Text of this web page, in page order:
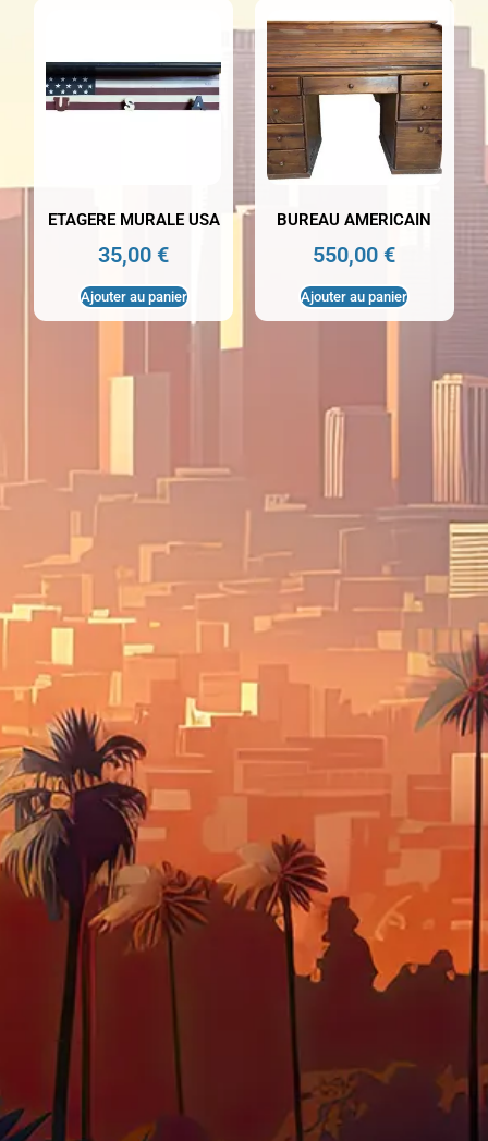
ETAGERE MURALE USA
35,00€
Ajouter au panier
BUREAU AMERICAIN
550,00€
Ajouter au panier